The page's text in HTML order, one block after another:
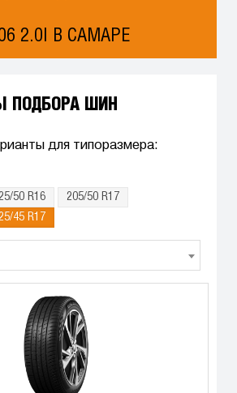
2.0I В САМАРЕ
ПОДБОРА ШИН
для типоразмера:
50 R16
205/50 R17
45 R17